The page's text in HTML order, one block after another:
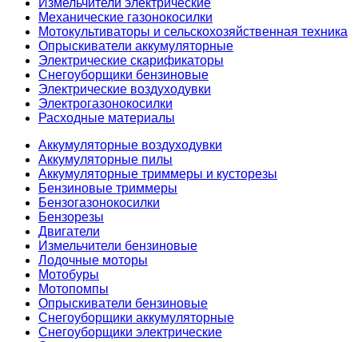
Измельчители электрические
Механические газонокосилки
Мотокультиваторы и сельскохозяйственная техника
Опрыскиватели аккумуляторные
Электрические скарификаторы
Снегоуборщики бензиновые
Электрические воздуходувки
Электрогазонокосилки
Расходные материалы
Аккумуляторные воздуходувки
Аккумуляторные пилы
Аккумуляторные триммеры и кусторезы
Бензиновые триммеры
Бензогазонокосилки
Бензорезы
Двигатели
Измельчители бензиновые
Лодочные моторы
Мотобуры
Мотопомпы
Опрыскиватели бензиновые
Снегоуборщики аккумуляторные
Снегоуборщики электрические